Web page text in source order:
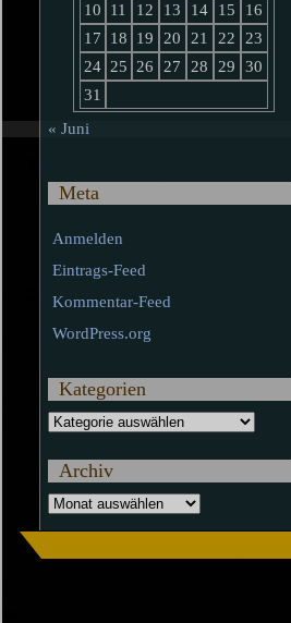
10
11 12 13 14 15
16
17
18 19 20 21 22
23
24 25 26 27 28 29
30
31
« Juni
Meta
Anmelden
Eintrags-Feed
Kommentar-Feed
WordPress.org
Kategorien
Kategorien
Archiv
Archiv